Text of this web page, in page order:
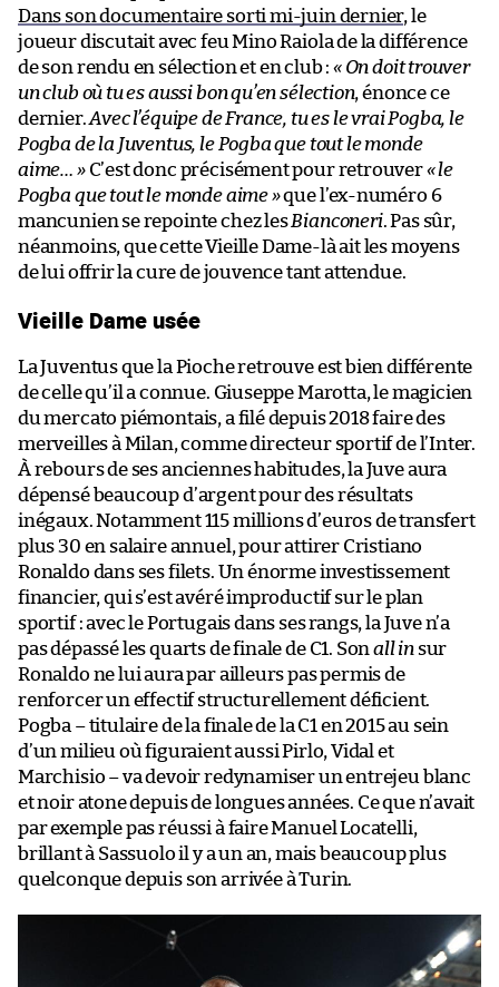
Dans son documentaire sorti mi-juin dernier, le
joueur discutait avec feu Mino Raiola de la différence
de son rendu en sélection et en club : « On doit trouver
un club où tu es aussi bon qu’en sélection, énonce ce
dernier.Avec l’équipe de France, tu es le vrai Pogba, le
Pogba de la Juventus, le Pogba que tout le monde
aime… »C’est donc précisément pour retrouver« le
Pogba que tout le monde aime »que l’ex-numéro 6
mancunien se repointe chez lesBianconeri. Pas sûr,
néanmoins, que cette Vieille Dame-là ait les moyens
de lui offrir la cure de jouvence tant attendue.
Vieille Dame usée
La Juventus que la Pioche retrouve est bien différente
de celle qu’il a connue. Giuseppe Marotta, le magicien
du mercato piémontais, a filé depuis 2018 faire des
merveilles à Milan, comme directeur sportif de l’Inter.
À rebours de ses anciennes habitudes, la Juve aura
dépensé beaucoup d’argent pour des résultats
inégaux. Notamment 115 millions d’euros de transfert
plus 30 en salaire annuel, pour attirer Cristiano
Ronaldo dans ses filets. Un énorme investissement
financier, qui s’est avéré improductif sur le plan
sportif : avec le Portugais dans ses rangs, la Juve n’a
pas dépassé les quarts de finale de C1. Sonall in sur
Ronaldo ne lui aura par ailleurs pas permis de
renforcer un effectif structurellement déficient.
Pogba – titulaire de la finale de la C1 en 2015 au sein
d’un milieu où figuraient aussi Pirlo, Vidal et
Marchisio – va devoir redynamiser un entrejeu blanc
et noir atone depuis de longues années. Ce que n’avait
par exemple pas réussi à faire Manuel Locatelli,
brillant à Sassuolo il y a un an, mais beaucoup plus
quelconque depuis son arrivée à Turin.